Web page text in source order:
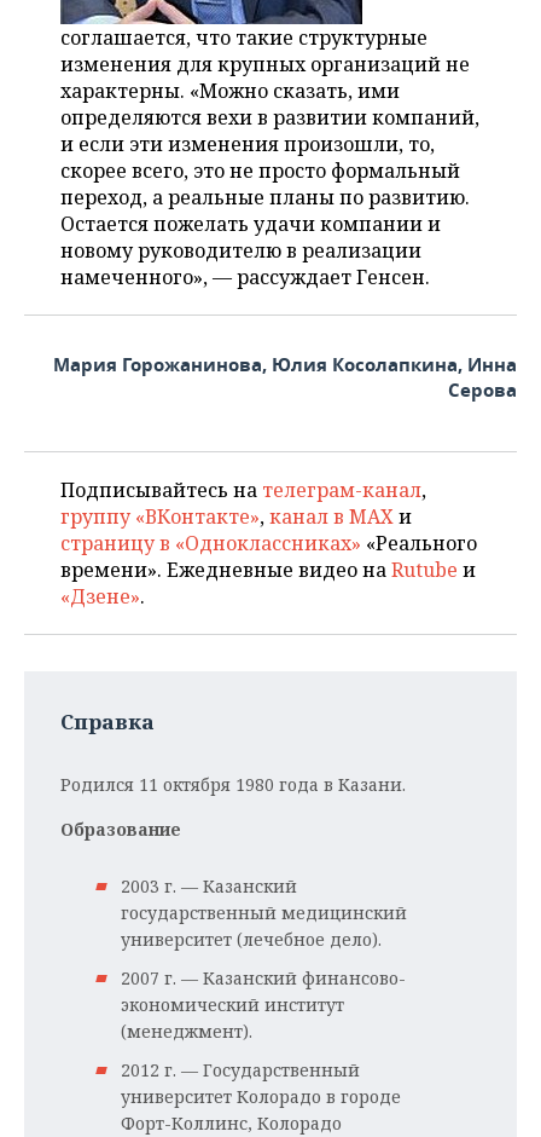
соглашается, что такие структурные
изменения для крупных организаций не
характерны. «Можно сказать, ими
определяются вехи в развитии компаний,
и если эти изменения произошли, то,
скорее всего, это не просто формальный
переход, а реальные планы по развитию.
Остается пожелать удачи компании и
новому руководителю в реализации
намеченного», — рассуждает Генсен.
Мария Горожанинова, Юлия Косолапкина, Инна
Серова
Подписывайтесь на телеграм-канал,
группу «ВКонтакте»,канал в MAXи
страницу в «Одноклассниках» «Реального
времени». Ежедневные видео наRutube и
«Дзене».
Справка
Родился 11 октября 1980 года в Казани.
Образование
2003 г. — Казанский
государственный медицинский
университет (лечебное дело).
2007 г. — Казанский финансово-
экономический институт
(менеджмент).
2012 г. — Государственный
университет Колорадо в городе
Форт-Коллинс, Колорадо